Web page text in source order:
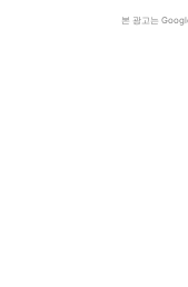
본 광고는